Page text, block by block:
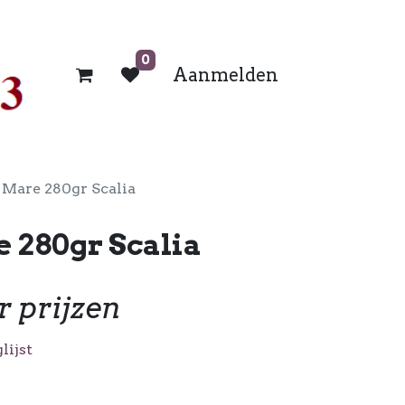
0
Aanmelden
280gr Scalia
280gr Scalia
prijzen